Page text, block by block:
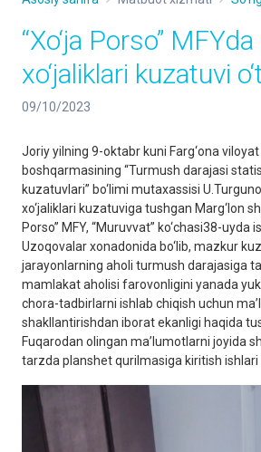
“Xo‘ja Porso”
xo‘jaliklari kuzatuvi
09/10/2023
Joriy yilning 9-oktabr kuni Farg‘ona
boshqarmasining “Turmush darajasi
kuzatuvlari” bo‘limi mutaxassisi
xo‘jaliklari kuzatuviga tushgan Marg‘lon
Porso” MFY, “Muruvvat” ko‘chasi38-uyda
Uzoqovalar xonadonida bo‘lib, mazkur
jarayonlarning aholi turmush darajasiga
mamlakat aholisi farovonligini yanada
chora-tadbirlarni ishlab chiqish uchun
shakllantirishdan iborat ekanligi haqida
Fuqarodan olingan ma’lumotlarni joyida
tarzda planshet qurilmasiga kiritish ishlari